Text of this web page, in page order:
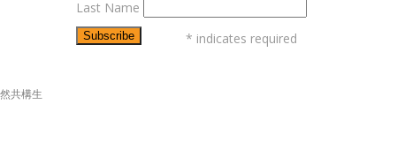
共構生
Last Name
* indicates required